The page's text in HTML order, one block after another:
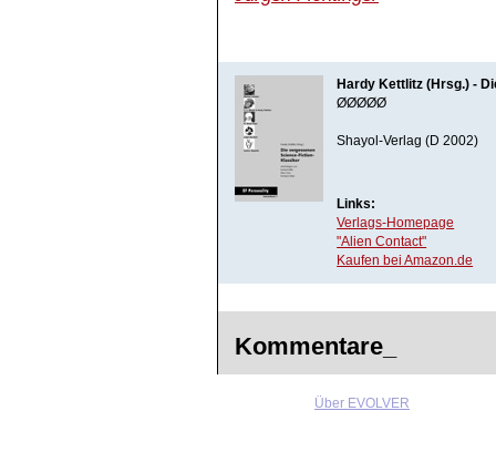
Hardy Kettlitz (Hrsg.) -
ØØØØØ
Shayol-Verlag (D 2002)
Links:
Verlags-Homepage
"Alien Contact"
Kaufen bei Amazon.de
Kommentare_
Über EVOLVER